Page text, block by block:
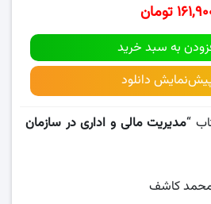
تومان
به سبد خرید
دانلود
“مدیریت مالی و اداری در سازمان
کاشف